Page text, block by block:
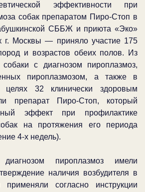
эффективности при
собак препаратом Пиро-Стоп в
СББЖ и приюта «Эко»
г. Москвы — приняло участие 175
и возрастов обеих полов. Из
с диагнозом пироплазмоз,
пироплазмозом, а также в
целях 32 клинически здоровым
препарат Пиро-Стоп, который
эффект при профилактике
на протяжения его периода
4-х недель).
пироплазмоз имели
наличия возбудителя в
согласно инструкции